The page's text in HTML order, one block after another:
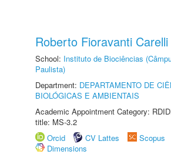
Roberto Fioravanti
School: Instituto de Biociências
Paulista)
Department: DEPARTAMENTO DE
BIOLÓGICAS E AMBIENTAIS
Academic Appointment Category:
title: MS-3.2
Orcid
CV Lattes Scopus
Dimensions